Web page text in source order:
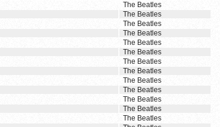
The Beatles
The Beatles
The Beatles
The Beatles
The Beatles
The Beatles
The Beatles
The Beatles
The Beatles
The Beatles
The Beatles
The Beatles
The Beatles